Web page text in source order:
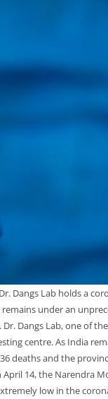
Dangs Lab holds a
under an
Dr. Dangs Lab, one of
centre. As India
deaths and the
14, the Narendra
low in the